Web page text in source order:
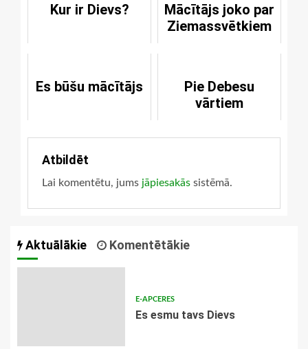
Kur ir Dievs?
Mācītājs joko par
Ziemassvētkiem
Es būšu mācītājs
Pie Debesu
vārtiem
Atbildēt
Lai komentētu, jums jāpiesakās sistēmā.
Aktuālākie Komentētākie
E-APCERES
Es esmu tavs Dievs